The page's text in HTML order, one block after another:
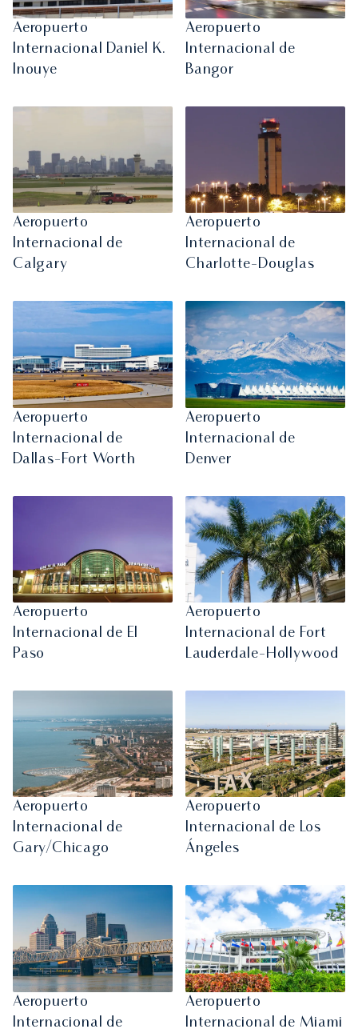
Aeropuerto
Internacional Daniel K.
Inouye
Aeropuerto
Internacional de
Bangor
Aeropuerto
Internacional de
Calgary
Aeropuerto
Internacional de
Charlotte-Douglas
Aeropuerto
Internacional de
Dallas-Fort Worth
Aeropuerto
Internacional de
Denver
Aeropuerto
Internacional de El
Paso
Aeropuerto
Internacional de Fort
Lauderdale-Hollywood
Aeropuerto
Internacional de
Gary/Chicago
Aeropuerto
Internacional de Los
Ángeles
Aeropuerto
Internacional de
Aeropuerto
Internacional de Miami